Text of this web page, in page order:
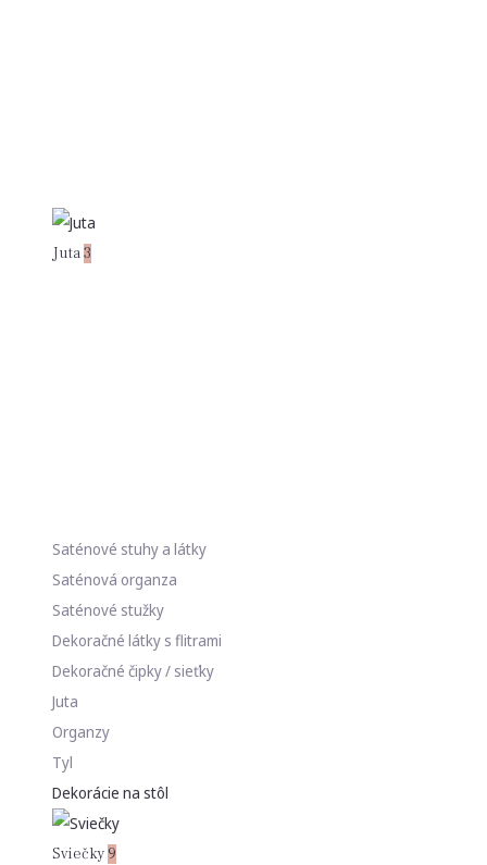
Juta3
Saténové stuhy a látky
Saténová organza
Saténové stužky
Dekoračné látky s flitrami
Dekoračné čipky / sieťky
Juta
Organzy
Tyl
Dekorácie na stôl
Sviečky 9